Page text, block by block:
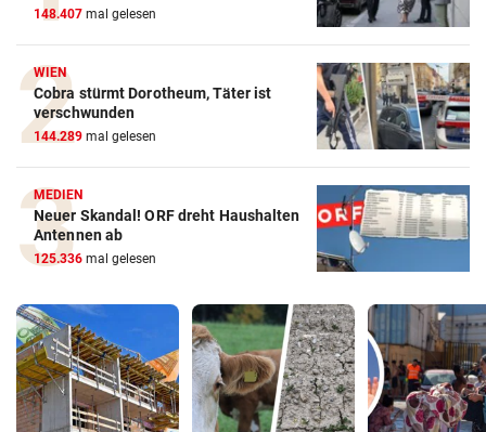
148.407 mal gelesen
WIEN
Cobra stürmt Dorotheum, Täter ist
verschwunden
144.289 mal gelesen
MEDIEN
Neuer Skandal! ORF dreht Haushalten
Antennen ab
125.336 mal gelesen